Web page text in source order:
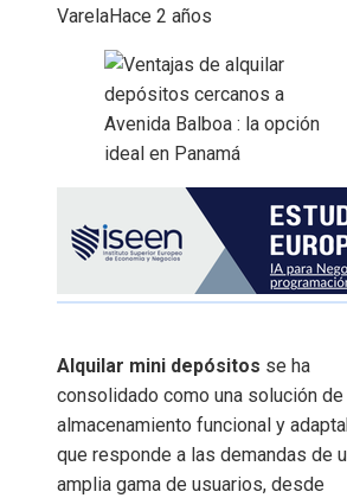
VarelaHace 2 años
Alquilar mini depósitos se ha
consolidado como una solución de
almacenamiento funcional y
que responde a las demandas de
amplia gama de usuarios, desde